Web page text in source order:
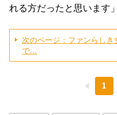
れる方だったと思います
次のページ：ファンらし
で…
1